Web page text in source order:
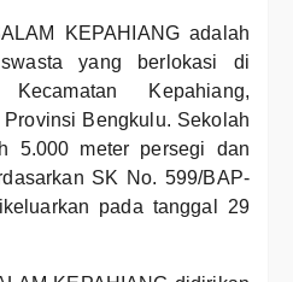
KEPAHIANG adalah
yang berlokasi di
Kepahiang,
Bengkulu. Sekolah
5.000 meter persegi dan
SK No. 599/BAP-
pada tanggal 29